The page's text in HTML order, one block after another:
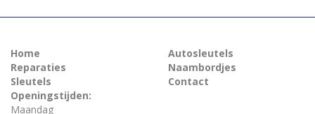
Home
Reparaties
Sleutels
Autosleutels
Naambordjes
Contact
Openingstijden:
Maandag